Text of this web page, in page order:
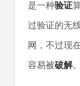
是一种验证
过验证的无
网，不过现
容易被破解。